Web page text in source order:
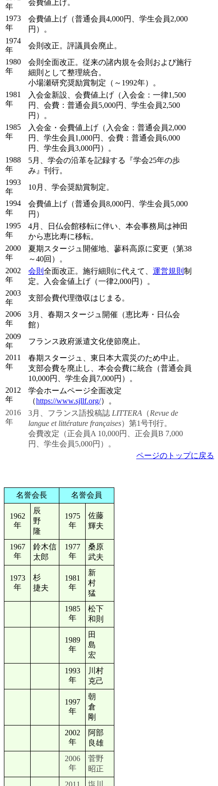
年
会費値上げ。
1973
年
会費値上げ（普通会員4,000円、学生会員2,000
円）。
1974
年
会則改正。評議員会廃止。
1980
年
会則全面改正。従来の諸内規を会則および施行
細則として整理統合。
小場瀬研究奨励賞制定（～1992年）。
1981
年
入会金新設、会費値上げ（入会金：一律1,500
円、会費：普通会員5,000円、学生会員2,500
円）。
1985
年
入会金・会費値上げ（入会金：普通会員2,000
円、学生会員1,000円、会費：普通会員6,000
円、学生会員3,000円）。
1988
年
5月、学会の沿革を記録する『学会25年の歩
み』刊行。
1993
年
10月、学会奨励賞制定。
1994
年
会費値上げ（普通会員8,000円、学生会員5,000
円）
1995
年
4月、日仏会館移転に伴い、本会事務局は神田
から恵比寿に移転。
2000
年
夏期スタージュ開催地、蓼科高原に変更（第38
～40回）。
2002
年
会則 全面改正。施行細則に代えて、 運営規則 制
定。入会金値上げ（一律2,000円）。
2003
年
支部会費代理徴収はじまる。
2006
年
3月、春期スタージュ開催（恵比寿・日仏会
館）
2009
年
フランス政府派遣文化使節廃止。
2011
年
春期スタージュ、東日本大震災のため中止。
支部会費を廃止し、本会会費に統合（普通会員
10,000円、学生会員7,000円）。
2012
年
学会ホームページ全面改定
（https://www.sjllf.org/）。
2016
年
3月、フランス語投稿誌 LITTERA （Revue de
langue et littérature françaises）第1号刊行。
会費改定（正会員A 10,000円、正会員B 7,000
円、学生会員5,000円）。
ページのトップに戻る
名誉会長 名誉会員
1962
年
辰
野
隆
1975
年
佐藤
輝夫
1967
年
鈴木信
太郎
1977
年
桑原
武夫
1973
年
杉
捷夫
1981
年
新
村
猛
1985
年
松下
和則
1989
年
田
島
宏
1993
年
川村
克己
1997
年
朝
倉
剛
2002
年
阿部
良雄
2006
年
菅野
昭正
2011
塩川